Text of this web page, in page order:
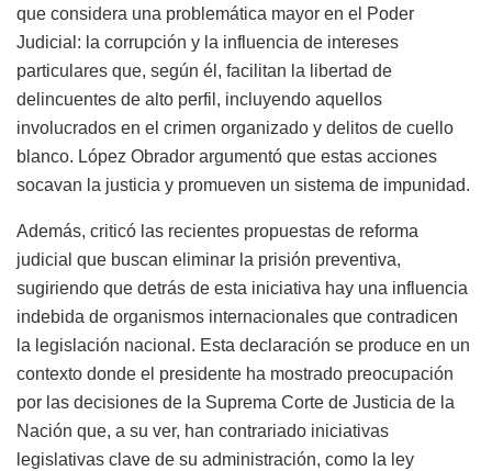
que considera una problemática mayor en el Poder
Judicial: la corrupción y la influencia de intereses
particulares que, según él, facilitan la libertad de
delincuentes de alto perfil, incluyendo aquellos
involucrados en el crimen organizado y delitos de cuello
blanco. López Obrador argumentó que estas acciones
socavan la justicia y promueven un sistema de impunidad.
Además, criticó las recientes propuestas de reforma
judicial que buscan eliminar la prisión preventiva,
sugiriendo que detrás de esta iniciativa hay una influencia
indebida de organismos internacionales que contradicen
la legislación nacional. Esta declaración se produce en un
contexto donde el presidente ha mostrado preocupación
por las decisiones de la Suprema Corte de Justicia de la
Nación que, a su ver, han contrariado iniciativas
legislativas clave de su administración, como la ley